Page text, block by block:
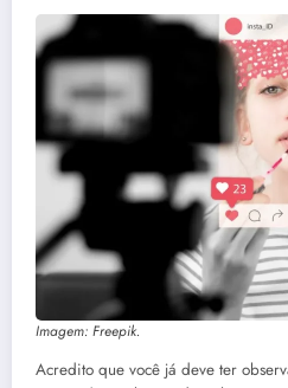
Imagem: Freepik.
Acredito que você já deve ter